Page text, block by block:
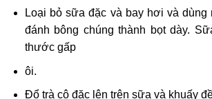
Loại bỏ sữa đặc và bay hơi và dùng
đánh bông chúng thành bọt dày.
thước gấp
ôi.
Đổ trà cô đặc lên trên sữa và khuấy